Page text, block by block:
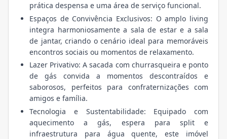
prática despensa e uma área de serviço funcional.
Espaços de Convivência Exclusivos: O amplo living
integra harmoniosamente a sala de estar e a sala
de jantar, criando o cenário ideal para memoráveis
encontros sociais ou momentos de relaxamento.
Lazer Privativo: A sacada com churrasqueira e ponto
de gás convida a momentos descontraídos e
saborosos, perfeitos para confraternizações com
amigos e família.
Tecnologia e Sustentabilidade: Equipado com
aquecimento a gás, espera para split e
infraestrutura para água quente, este imóvel